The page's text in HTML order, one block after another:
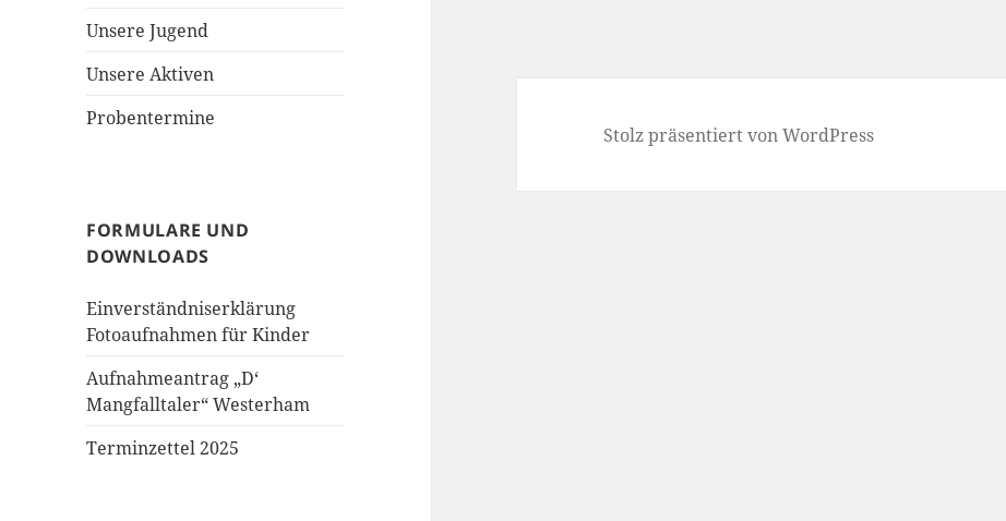
Unsere Jugend
Unsere Aktiven
Probentermine
FORMULARE UND
DOWNLOADS
Einverständniserklärung
Fotoaufnahmen für Kinder
Aufnahmeantrag „D‘
Mangfalltaler“ Westerham
Terminzettel 2025
Stolz präsentiert von WordPress